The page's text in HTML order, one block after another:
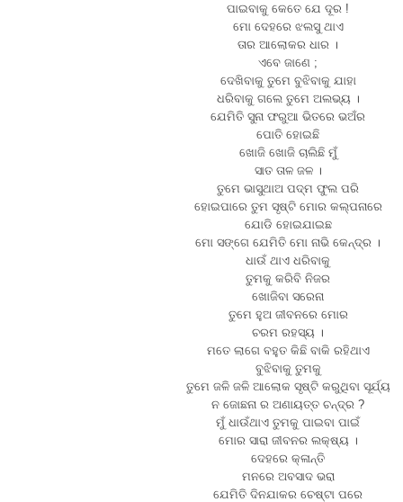
ପାଇବାକୁ କେତେ ଯେ ଦୂର !
ମୋ ଦେହରେ ଝଲସୁ ଥାଏ
ତାର ଆଲୋକର ଧାର ।
ଏବେ ଜାଣେ ;
ଦେଖିବାକୁ ତୁମେ ବୁଝିବାକୁ ଯାହା
ଧରିବାକୁ ଗଲେ ତୁମେ ଅଲଭ୍ୟ ।
ଯେମିତି ସୁନା ଫରୁଆ ଭିତରେ ଭଅଁର
ପୋତି ହୋଇଛି
ଖୋଜି ଖୋଜି ଚାଲିଛି ମୁଁ
ସାତ ତାଳ ଜଳ ।
ତୁମେ ଭାସୁଥାଅ ପଦ୍ମ ଫୁଲ ପରି
ହୋଇପାରେ ତୁମ ସୃଷ୍ଟି ମୋର କଲ୍ପନାରେ
ଯୋଡି ହୋଇଯାଇଛ
ମୋ ସଙ୍ଗେ ଯେମିତି ମୋ ନାଭି କେନ୍ଦ୍ର ।
ଧାଉଁ ଥାଏ ଧରିବାକୁ
ତୁମକୁ କରିବି ନିଜର
ଖୋଜିବା ସରେନା
ତୁମେ ହୁଅ ଜୀବନରେ ମୋର
ଚରମ ରହସ୍ୟ ।
ମତେ ଲାଗେ ବହୁତ କିଛି ବାକି ରହିଥାଏ
ବୁଝିବାକୁ ତୁମକୁ
ତୁମେ ଜଳି ଜଳି ଆଲୋକ ସୃଷ୍ଟି କରୁଥିବା ସୂର୍ଯ୍ୟ
ନ ଜୋଛନା ର ଅଣାୟତ୍ତ ଚନ୍ଦ୍ର ?
ମୁଁ ଧାଉଁଥାଏ ତୁମକୁ ପାଇବା ପାଇଁ
ମୋର ସାରା ଜୀବନର ଲକ୍ଷ୍ୟ ।
ଦେହରେ କ୍ଳାନ୍ତି
ମନରେ ଅବସାଦ ଭରା
ଯେମିତି ଦିନଯାକର ଚେଷ୍ଟା ପରେ